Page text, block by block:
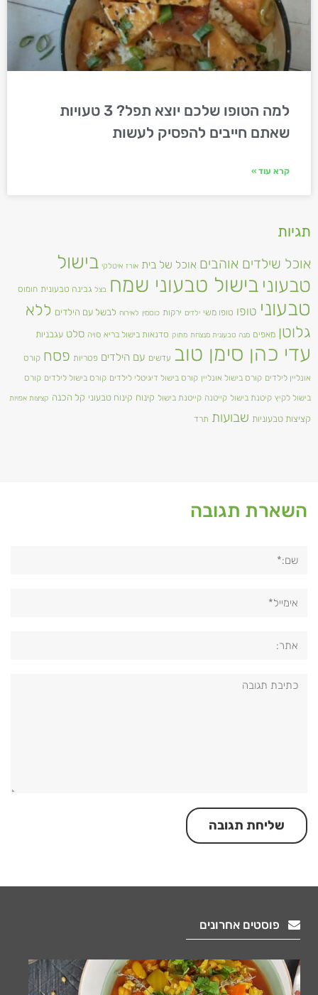
למה הטופו שלכם יוצא תפל? 3 טעויות
שאתם חייבים להפסיק לעשות
קרא עוד »
תגיות
אוכל שילדים אוהבים אוכל של בית אורז איטלקי בישול
טבעוני בישול טבעוני שמח בצל גבינה טבעונית חומוס
טבעוני טופו טופו משי ילדים ירקות כוסמין לאירוח לבשל עם הילדים ללא
גלוטן מאפים מנה טבעונית מנצחת מתוק סדנאות בישול בריא סויה סלט עגבניות
עדי כהן סימן טוב עדשים עם הילדים פטריות פסח קורס
אונליין לילדים קורס בישול אונליין קורס בישול דיגיטלי לילדים קורס בישול לילדים קורס
בישול לקיץ קיטנת בישול קייטנה קייטנת בישול קינוח קינוח טבעוני קל הכנה קציצות אפויות
קציצות טבעוניות שבועות תרד
השארת תגובה
פוסטים אחרונים